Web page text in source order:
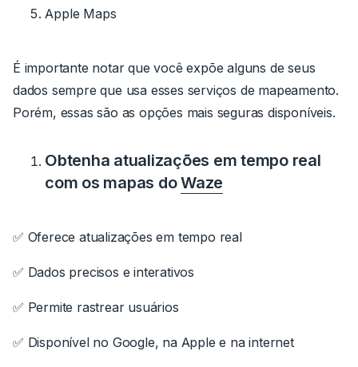
Apple Maps
É importante notar que você expõe alguns de seus
dados sempre que usa esses serviços de mapeamento.
Porém, essas são as opções mais seguras disponíveis.
Obtenha atualizações em tempo real
com os mapas doWaze
✅ Oferece atualizações em tempo real
✅ Dados precisos e interativos
✅ Permite rastrear usuários
✅ Disponível no Google, na Apple e na internet